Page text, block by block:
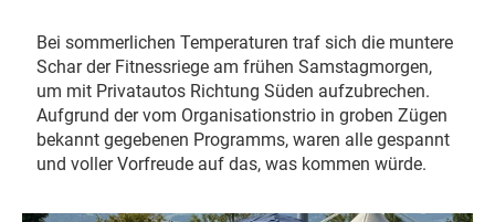
Bei sommerlichen Temperaturen traf sich die muntere
Schar der Fitnessriege am frühen Samstagmorgen,
um mit Privatautos Richtung Süden aufzubrechen.
Aufgrund der vom Organisationstrio in groben Zügen
bekannt gegebenen Programms, waren alle gespannt
und voller Vorfreude auf das, was kommen würde.